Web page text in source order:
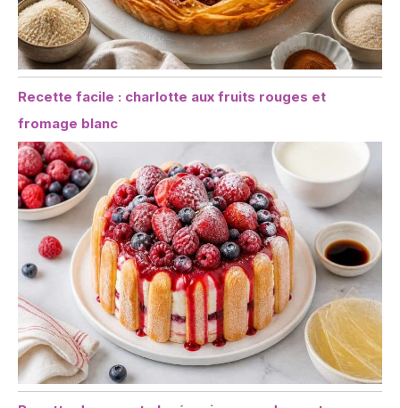
Recette facile : charlotte aux fruits rouges et
fromage blanc